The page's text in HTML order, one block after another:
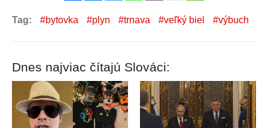
Tag: bytovka plyn trnava veľký biel výbuch
Dnes najviac čítajú Slováci: